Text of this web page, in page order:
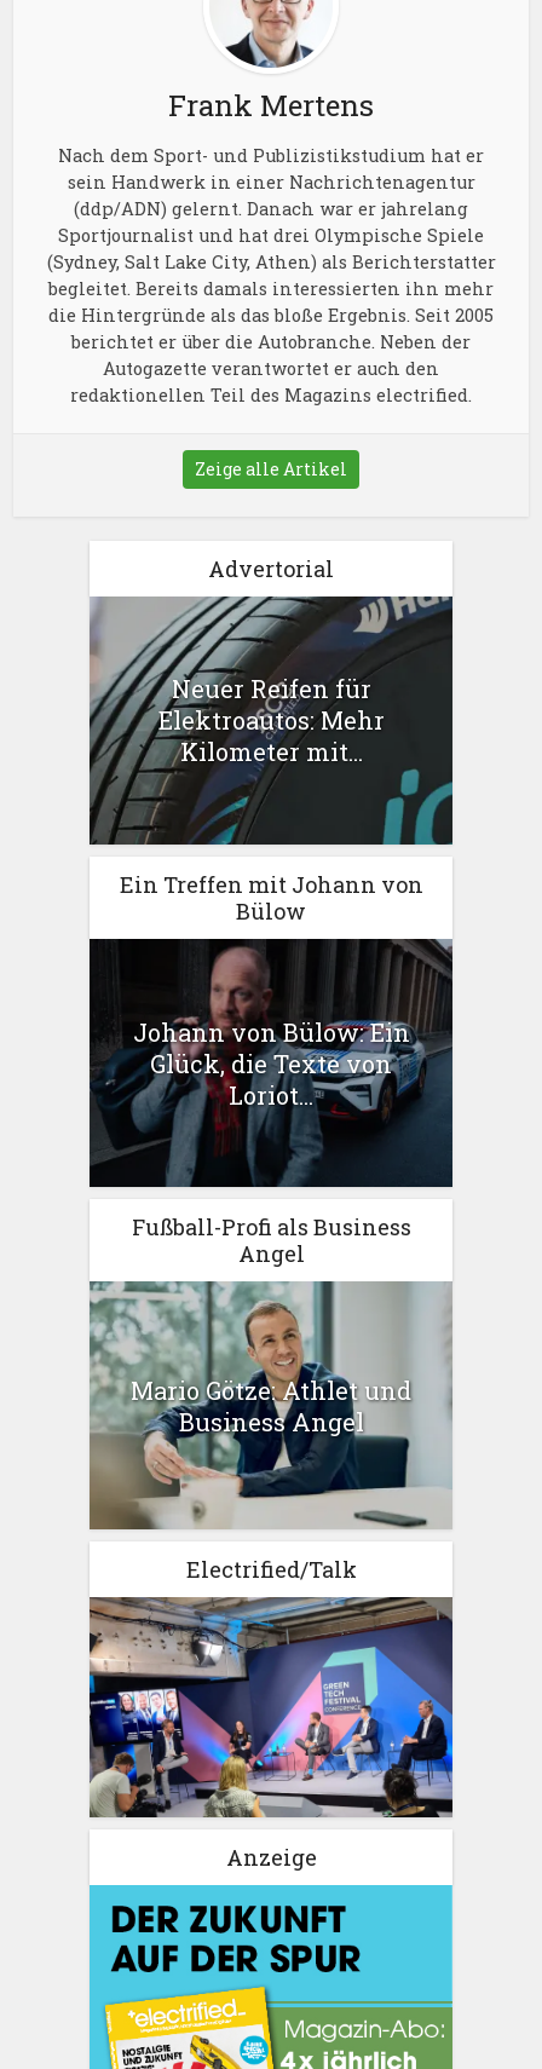
Frank Mertens
Nach dem Sport- und Publizistikstudium hat er
sein Handwerk in einer Nachrichtenagentur
(ddp/ADN) gelernt. Danach war er jahrelang
Sportjournalist und hat drei Olympische Spiele
(Sydney, Salt Lake City, Athen) als Berichterstatter
begleitet. Bereits damals interessierten ihn mehr
die Hintergründe als das bloße Ergebnis. Seit 2005
berichtet er über die Autobranche. Neben der
Autogazette verantwortet er auch den
redaktionellen Teil des Magazins electrified.
Zeige alle Artikel
Advertorial
Neuer Reifen für
Elektroautos: Mehr
Kilometer mit...
Ein Treffen mit Johann von
Bülow
Johann von Bülow: Ein
Glück, die Texte von
Loriot...
Fußball-Profi als Business
Angel
Mario Götze: Athlet und
Business Angel
Electrified/Talk
Anzeige